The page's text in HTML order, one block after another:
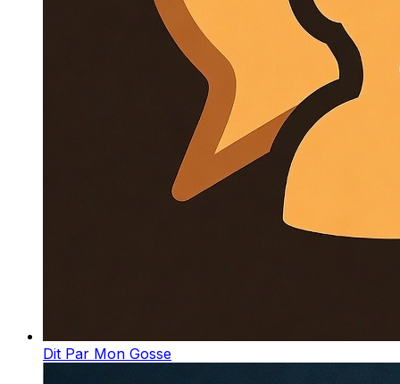
Dit Par Mon Gosse